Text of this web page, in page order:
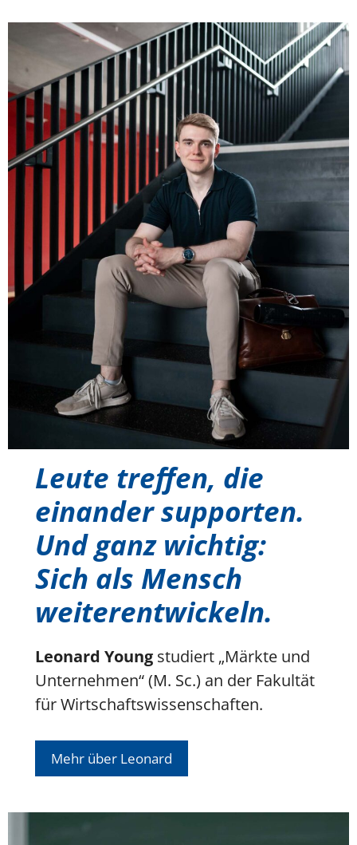
Leute treffen, die
einander supporten.
Und ganz wichtig:
Sich als Mensch
weiterentwickeln.
Leonard Young studiert „Märkte und
Unternehmen“ (M. Sc.) an der Fakultät
für Wirtschaftswissenschaften.
Mehr über Leonard